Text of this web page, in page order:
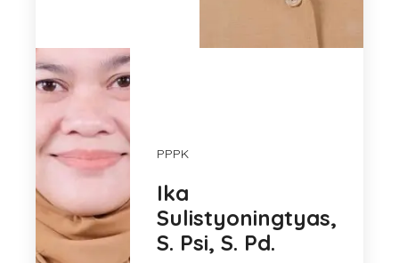
PPPK
Ika
Sulistyoningtyas,
S. Psi, S. Pd.